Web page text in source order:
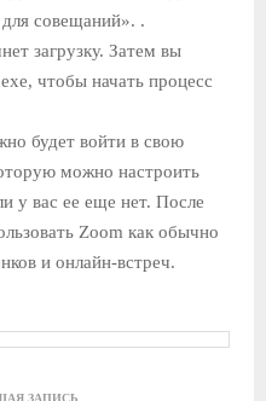
совещаний». .
загрузку. Затем вы
чтобы начать процесс
будет войти в свою
можно настроить
у вас ее еще нет. После
Zoom как обычно
и онлайн-встреч.
ЗАПИСЬ